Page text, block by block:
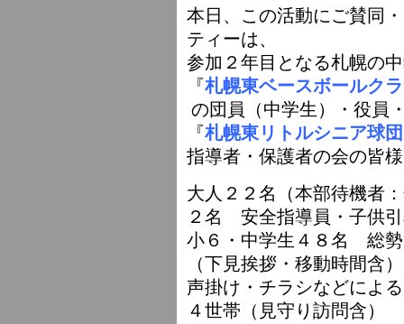
本日、この活動にご賛同
ティーは、
参加２年目となる札幌の
『札幌東ベースボールク
の団員（中学生）・役員
『札幌東リトルシニア球団
指導者・保護者の会の皆
大人２２名（本部待機
２名 安全指導員・子供
小６・中学生４８名 総
（下見挨拶・移動時間含）
声掛け・チラシなどによ
４世帯（見守り訪問含